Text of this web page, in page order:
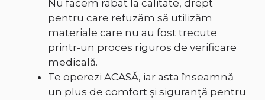
Nu facem rabat la calitate, drept
pentru care refuzăm să utilizăm
materiale care nu au fost trecute
printr-un proces riguros de verificare
medicală.
Te operezi ACASĂ, iar asta înseamnă
un plus de comfort și siguranță pentru